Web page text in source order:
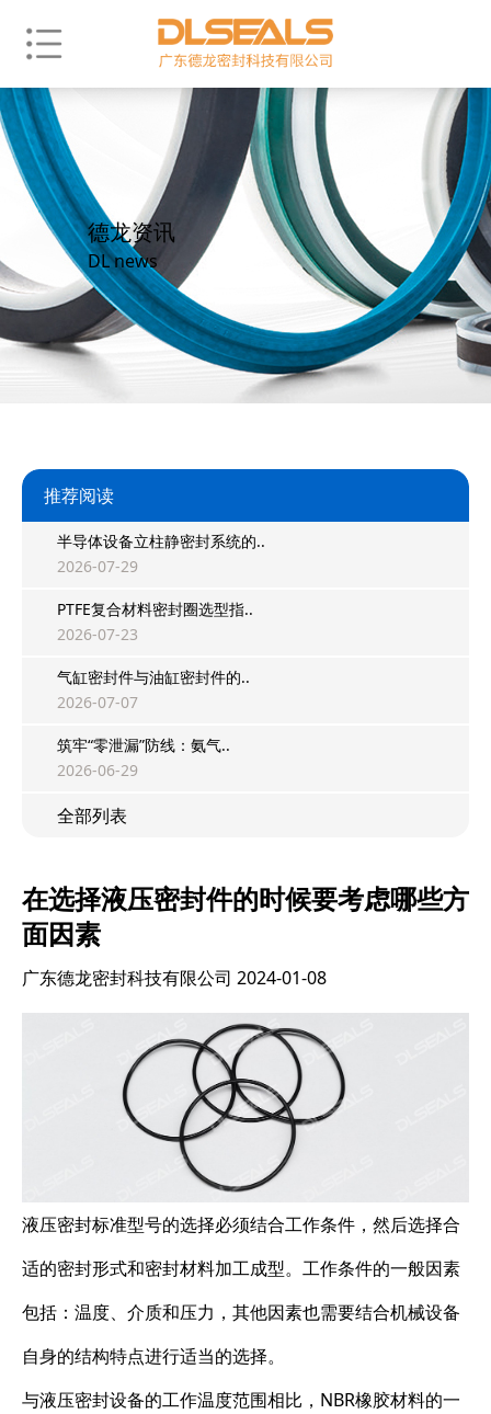
德龙资讯
DL news
推荐阅读
半导体设备立柱静密封系统的..
2026-07-29
PTFE复合材料密封圈选型指..
2026-07-23
气缸密封件与油缸密封件的..
2026-07-07
筑牢“零泄漏”防线：氨气..
2026-06-29
全部列表
在选择液压密封件的时候要考虑哪些方
面因素
广东德龙密封科技有限公司 2024-01-08
液压密封标准型号的选择必须结合工作条件，然后选择合
适的密封形式和密封材料加工成型。工作条件的一般因素
包括：温度、介质和压力，其他因素也需要结合机械设备
自身的结构特点进行适当的选择。
与液压密封设备的工作温度范围相比，NBR橡胶材料的一